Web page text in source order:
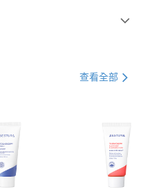
第一商業銀行
彰化商業銀行
台北富邦商業銀行
兆豐國際商業銀行
21家銀行
第一商業銀行
彰化商業銀行
查看全部